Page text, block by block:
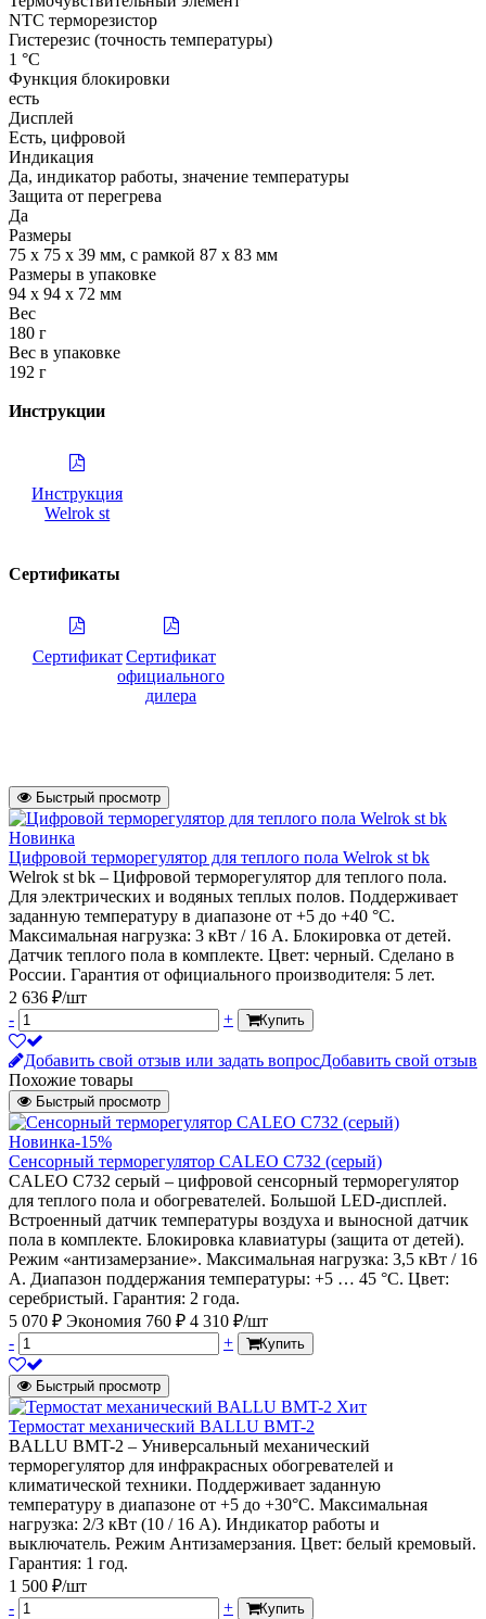
NTC терморезистор
Гистерезис (точность температуры)
1 °С
Функция блокировки
есть
Дисплей
Есть, цифровой
Индикация
Да, индикатор работы, значение температуры
Защита от перегрева
Да
Размеры
75 х 75 х 39 мм, с рамкой 87 х 83 мм
Размеры в упаковке
94 х 94 х 72 мм
Вес
180 г
Вес в упаковке
192 г
Инструкции
Инструкция
Welrok st
Сертификаты
Сертификат Сертификат
официального
дилера
Быстрый просмотр
Новинка
Цифровой терморегулятор для теплого пола Welrok st bk
Welrok st bk – Цифровой терморегулятор для теплого пола.
Для электрических и водяных теплых полов. Поддерживает
заданную температуру в диапазоне от +5 до +40 °С.
Максимальная нагрузка: 3 кВт / 16 А. Блокировка от детей.
Датчик теплого пола в комплекте. Цвет: черный. Сделано в
России. Гарантия от официального производителя: 5 лет.
2 636 ₽/шт
-
+ Купить
Добавить свой отзыв или задать вопросДобавить свой отзыв
Похожие товары
Быстрый просмотр
Новинка-15%
Сенсорный терморегулятор CALEO C732 (серый)
CALEO С732 серый – цифровой сенсорный терморегулятор
для теплого пола и обогревателей. Большой LED-дисплей.
Встроенный датчик температуры воздуха и выносной датчик
пола в комплекте. Блокировка клавиатуры (защита от детей).
Режим «антизамерзание». Максимальная нагрузка: 3,5 кВт / 16
А. Диапазон поддержания температуры: +5 … 45 °С. Цвет:
серебристый. Гарантия: 2 года.
5 070 ₽ Экономия 760 ₽ 4 310 ₽/шт
-
+ Купить
Быстрый просмотр
Хит
Термостат механический BALLU BMT-2
BALLU BMT-2 – Универсальный механический
терморегулятор для инфракрасных обогревателей и
климатической техники. Поддерживает заданную
температуру в диапазоне от +5 до +30°С. Максимальная
нагрузка: 2/3 кВт (10 / 16 А). Индикатор работы и
выключатель. Режим Антизамерзания. Цвет: белый кремовый.
Гарантия: 1 год.
1 500 ₽/шт
-
+ Купить